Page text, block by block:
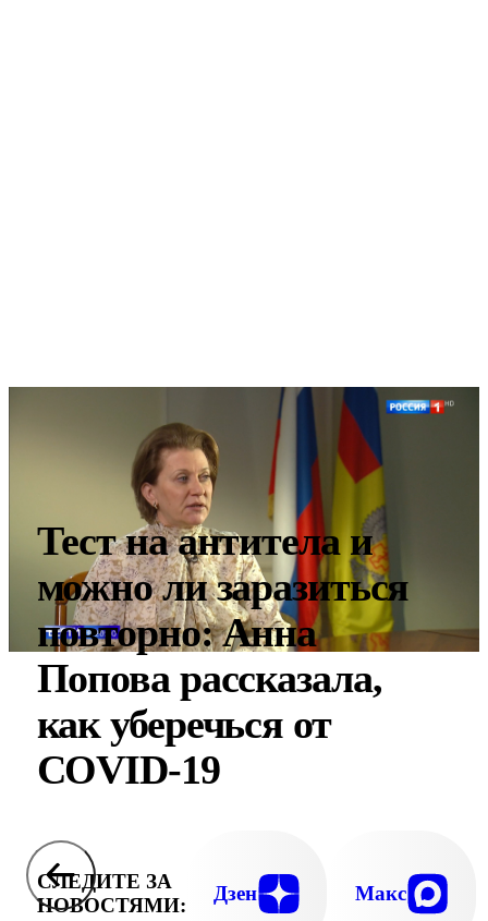
Тест на антитела и
можно ли заразиться
повторно: Анна
Попова рассказала,
как уберечься от
COVID-19
СЛЕДИТЕ ЗА
НОВОСТЯМИ:
Дзен Макс